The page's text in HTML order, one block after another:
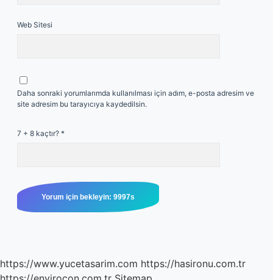
Web Sitesi
Daha sonraki yorumlarımda kullanılması için adım, e-posta adresim ve
site adresim bu tarayıcıya kaydedilsin.
7 + 8 kaçtır? *
https://www.yucetasarim.com https://hasironu.com.tr